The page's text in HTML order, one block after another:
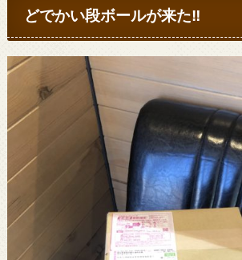
どでかい段ボールが来た‼︎